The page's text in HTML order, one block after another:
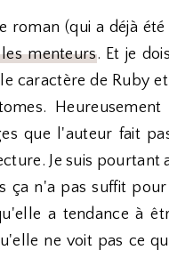
(qui a déjà été
menteurs. Et je
caractère de Ruby
Heureusement
que l'auteur fait
Je suis pourtant
ça n'a pas suffit
a tendance à
ne voit pas ce